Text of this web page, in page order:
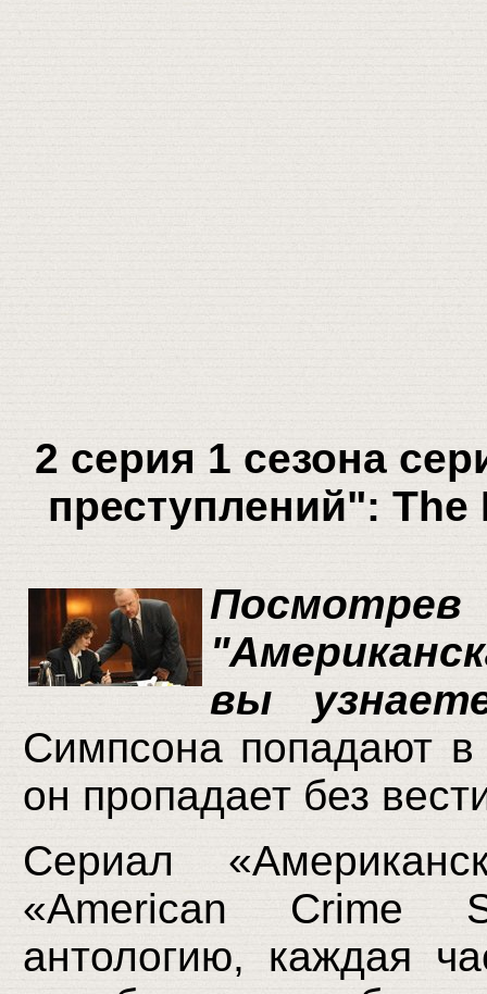
2 серия 1 сезона
преступлений": The
вы
Симпсона попадают в
он пропадает без
Сериал
«American Crime
антологию, каждая